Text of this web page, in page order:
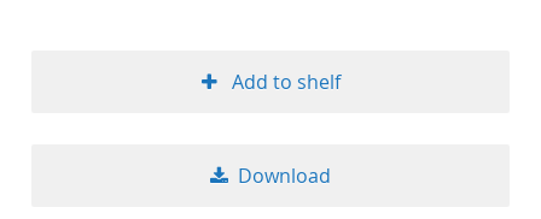
Add to shelf
Download